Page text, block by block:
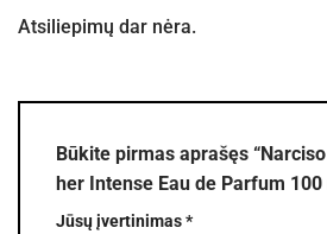
Atsiliepimų dar nėra.
Būkite pirmas aprašęs
her Intense Eau de Parfum 100
Jūsų įvertinimas*